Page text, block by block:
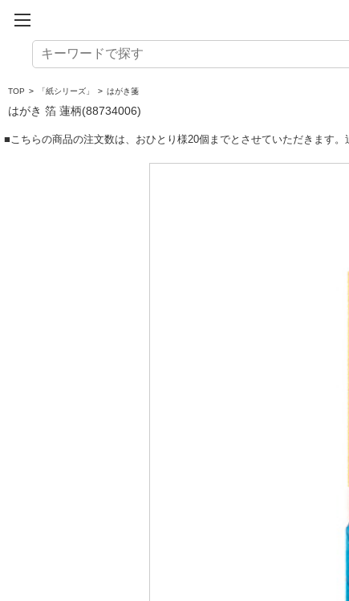
TOP > 「紙シリーズ」 > はがき箋
はがき 箔 蓮柄(88734006)
■こちらの商品の注文数は、おひとり様20個までとさせていただきます